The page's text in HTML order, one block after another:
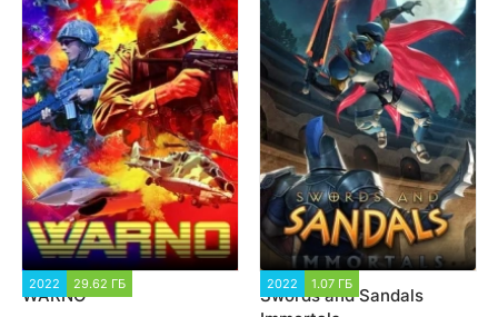
2022 29.62 ГБ
WARNO
2022 1.07 ГБ
Swords and Sandals